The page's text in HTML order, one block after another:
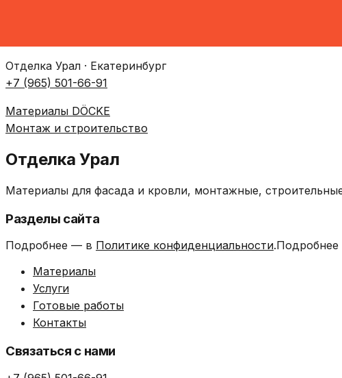
Отделка Урал · Екатеринбург
+7 (965) 501-66-91
Материалы DÖCKE
Монтаж и строительство
Отделка Урал
Материалы для фасада и кровли, монтажные,
Разделы сайта
Подробнее — в Политике конфиденциальности.Подробнее
Материалы
Услуги
Готовые работы
Контакты
Связаться с нами